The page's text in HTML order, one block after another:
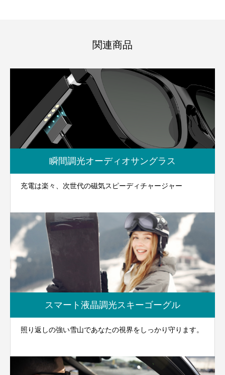
関連商品
瞬間調光オーディオサングラス
充電は楽々、次世代の磁気スピーディチャージャー
スマート液晶調光スキーゴーグル
照り返しの強い雪山であなたの視界をしっかり守ります。